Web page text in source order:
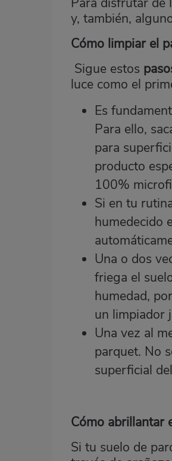
y, también,
Cómo limpiar el
Sigue estos
luce como el
Es
Para ello,
para
producto
100%
Si en tu
humedecido
Una o dos
friega el
humedad,
un limpiador
Una vez al
parquet. No
superficial
Cómo abrillantar
Si tu suelo de